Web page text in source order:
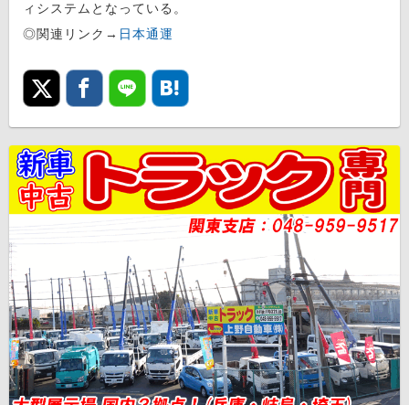
ィシステムとなっている。
◎関連リンク→ 日本通運